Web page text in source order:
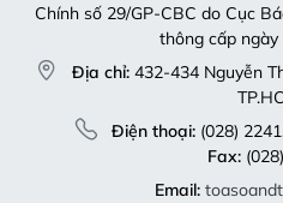
Chính số 29/GP-CBC do Cục
thông cấp
Địa chỉ: 432-434 Nguyễn
Điện thoại:(028)
Fax:
Email: